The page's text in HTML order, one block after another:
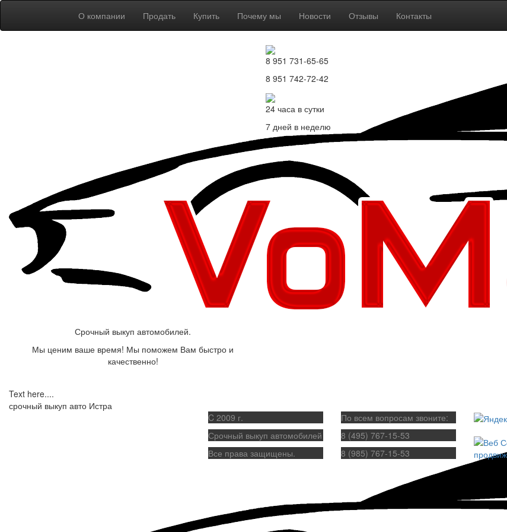
О компании Продать Купить Почему мы Новости Отзывы Контакты
Срочный выкуп автомобилей.
Мы ценим ваше время! Мы поможем Вам быстро и
качественно!
8 951 731-65-65
8 951 742-72-42
24 часа в сутки
7 дней в неделю
Text here....
срочный выкуп авто Истра
C 2009 г.
Срочный выкуп автомобилей
Все права защищены.
По всем вопросам звоните:
8 (495) 767-15-53
8 (985) 767-15-53